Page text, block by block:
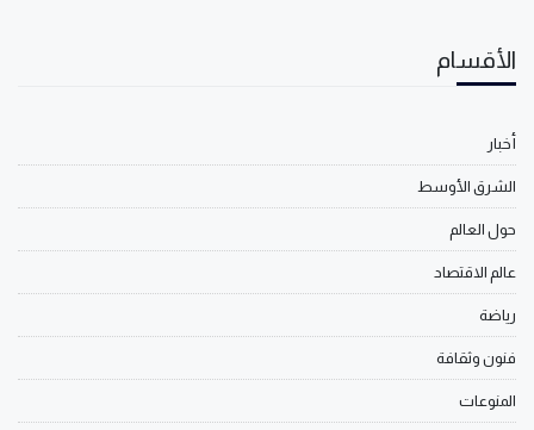
الأقسام
أخبار
الشرق الأوسط
حول العالم
عالم الاقتصاد
رياضة
فنون وثقافة
المنوعات